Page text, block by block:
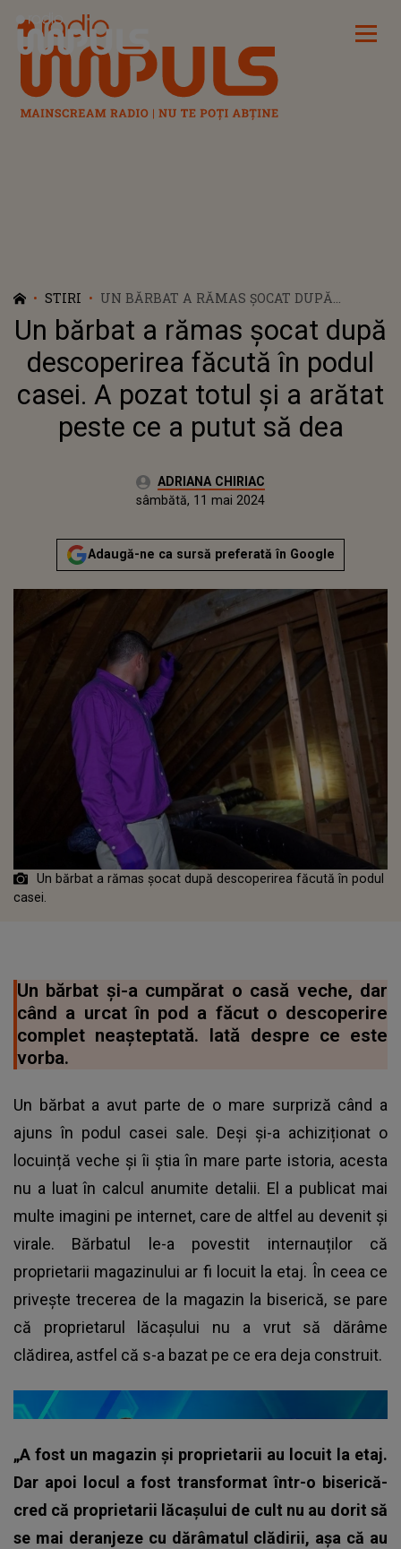
Radio Impuls
STIRI
UN BĂRBAT A RĂMAS ȘOCAT DUPĂ
DESCOPERIREA FĂCUTĂ ÎN PODUL CASEI. A
POZAT TOTUL ȘI A ARĂTAT PESTE CE A
PUTUT SĂ DEA
Un bărbat a rămas șocat după
descoperirea făcută în podul
casei. A pozat totul și a arătat
peste ce a putut să dea
Autor:ADRIANA CHIRIAC
sâmbătă, 11 mai 2024Actualizat:
sâmbătă, 11 mai 2024
Adaugă-ne ca sursă preferată în Google
Un bărbat a rămas șocat după descoperirea făcută în podul
casei.
Un bărbat și-a cumpărat o casă veche, dar
când a urcat în pod a făcut o descoperire
complet neașteptată. Iată despre ce este
vorba.
Un bărbat a avut parte de o mare surpriză când a
ajuns în podul casei sale. Deși și-a achiziționat o
locuință veche și îi știa în mare parte istoria, acesta
nu a luat în calcul anumite detalii. El a publicat mai
multe imagini pe internet, care de altfel au devenit și
virale. Bărbatul le-a povestit internauților că
proprietarii magazinului ar fi locuit la etaj. În ceea ce
privește trecerea de la magazin la biserică, se pare
că proprietarul lăcașului nu a vrut să dărâme
clădirea, astfel că s-a bazat pe ce era deja construit.
„A fost un magazin și proprietarii au locuit la etaj.
Dar apoi locul a fost transformat într-o biserică-
cred că proprietarii lăcașului de cult nu au dorit să
se mai deranjeze cu dărâmatul clădirii, așa că au